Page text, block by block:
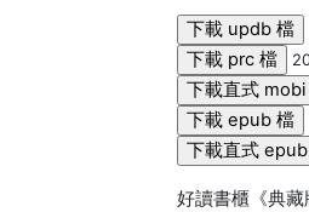
好讀書櫃《典